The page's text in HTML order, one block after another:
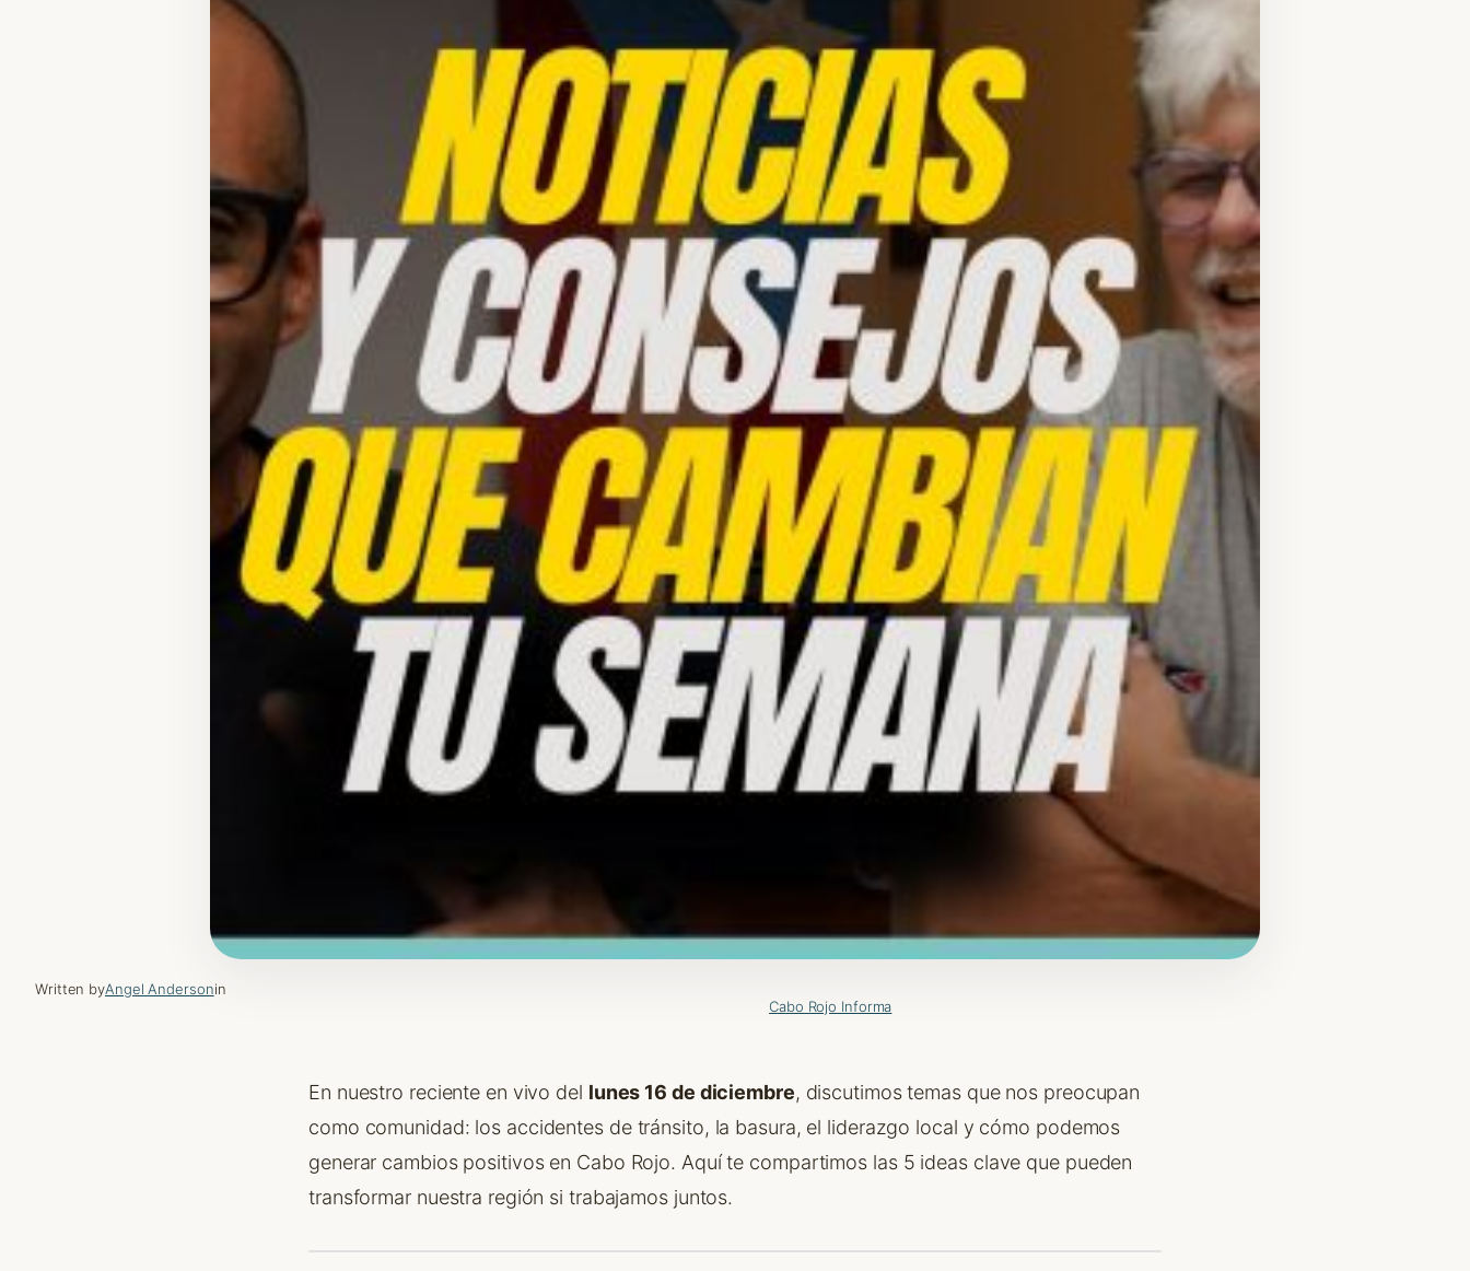
Written byAngel Andersonin
Cabo Rojo Informa
En nuestro reciente en vivo del lunes 16 de diciembre, discutimos temas que nos preocupan
como comunidad: los accidentes de tránsito, la basura, el liderazgo local y cómo podemos
generar cambios positivos en Cabo Rojo. Aquí te compartimos las 5 ideas clave que pueden
transformar nuestra región si trabajamos juntos.